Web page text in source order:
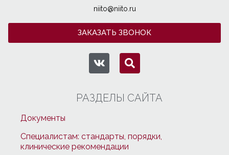
niito@niito.ru
ЗАКАЗАТЬ ЗВОНОК
РАЗДЕЛЫ САЙТА
Документы
Специалистам: стандарты, порядки,
клинические рекомендации